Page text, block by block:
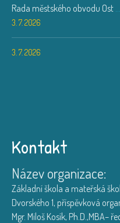
Rada městského obvodu Ost ...
3. 7. 2026
3. 7. 2026
Kontakt
Název organizace:
Základní škola a mateřská
Dvorského 1, příspěvková
Mgr. Miloš Kosík, Ph.D.,MBA–